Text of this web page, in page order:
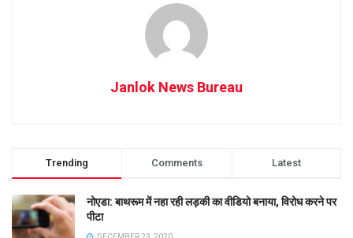
Janlok News Bureau
Trending Comments Latest
नोएडा: बाथरूम में नहा रही लड़की का वीडियो बनाया, विरोध करने पर
पीटा